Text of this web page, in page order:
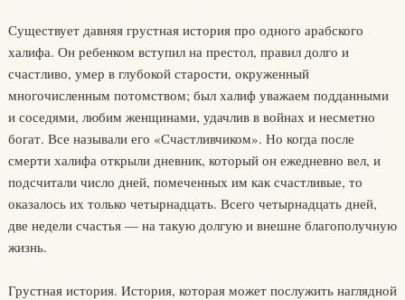
Существует давняя грустная история про одного арабского
халифа. Он ребенком вступил на престол, правил долго и
счастливо, умер в глубокой старости, окруженный
многочисленным потомством; был халиф уважаем подданными
и соседями, любим женщинами, удачлив в войнах и несметно
богат. Все называли его «Счастливчиком». Но когда после
смерти халифа открыли дневник, который он ежедневно вел, и
подсчитали число дней, помеченных им как счастливые, то
оказалось их только четырнадцать. Всего четырнадцать дней,
две недели счастья — на такую долгую и внешне благополучную
жизнь.
Грустная история. История, которая может послужить наглядной